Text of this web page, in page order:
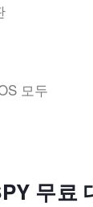
모두
무료